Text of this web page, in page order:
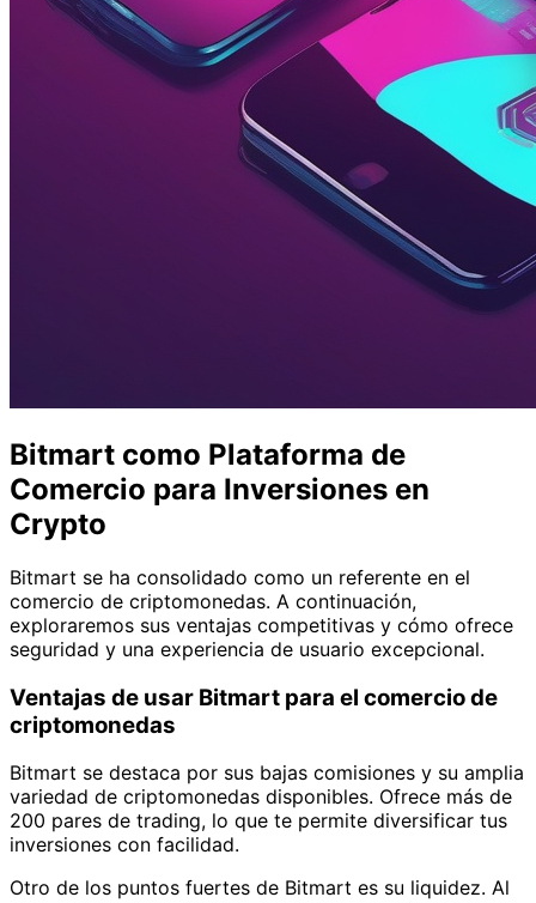
Bitmart como Plataforma de
Comercio para Inversiones en
Crypto
Bitmart se ha consolidado como un referente en el
comercio de criptomonedas. A continuación,
exploraremos sus ventajas competitivas y cómo ofrece
seguridad y una experiencia de usuario excepcional.
Ventajas de usar Bitmart para el comercio de
criptomonedas
Bitmart se destaca por sus bajas comisiones y su amplia
variedad de criptomonedas disponibles. Ofrece más de
200 pares de trading, lo que te permite diversificar tus
inversiones con facilidad.
Otro de los puntos fuertes de Bitmart es su liquidez. Al